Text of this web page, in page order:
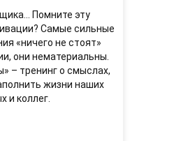
Помните эту
Самые сильные
«ничего не стоят»
они нематериальны.
– тренинг о смыслах,
жизни наших
и коллег.